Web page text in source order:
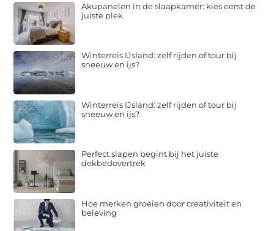
Akupanelen in de slaapkamer: kies eerst de
juiste plek
Winterreis IJsland: zelf rijden of tour bij
sneeuw en ijs?
Winterreis IJsland: zelf rijden of tour bij
sneeuw en ijs?
Perfect slapen begint bij het juiste
dekbedovertrek
Hoe merken groeien door creativiteit en
beleving